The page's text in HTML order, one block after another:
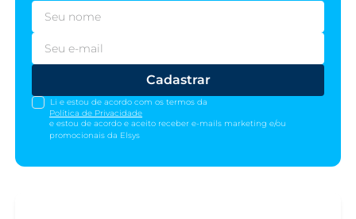
Cadastrar
Li e estou de acordo com os termos da
Política de Privacidade
e estou de acordo e aceito receber e-mails marketing e/ou
promocionais da Elsys